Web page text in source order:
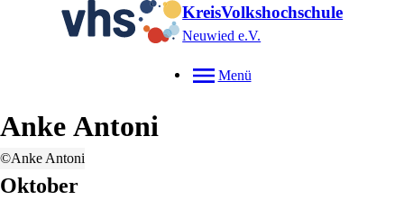
KreisVolkshochschule
Neuwied e.V.
Menü
Anke Antoni
©Anke Antoni
Oktober